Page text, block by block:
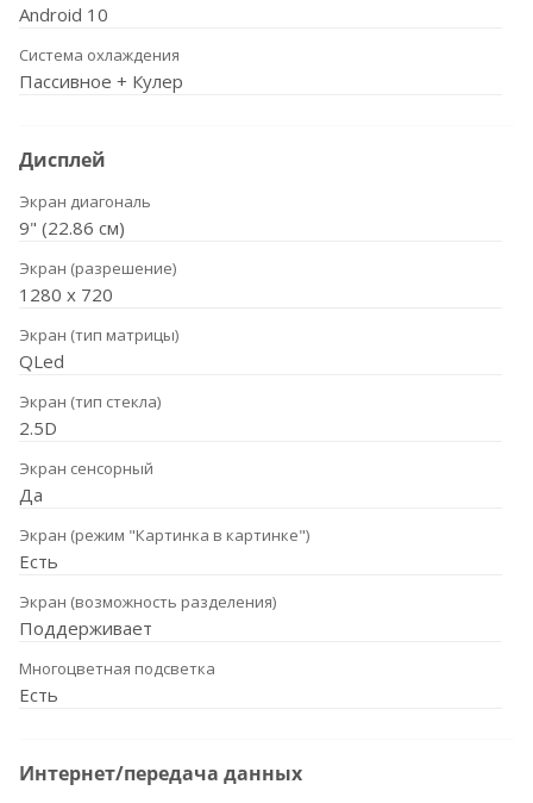
Android 10
Система охлаждения
Пассивное + Кулер
Дисплей
Экран диагональ
9" (22.86 см)
Экран (разрешение)
1280 х 720
Экран (тип матрицы)
QLed
Экран (тип стекла)
2.5D
Экран сенсорный
Да
Экран (режим "Картинка в картинке")
Есть
Экран (возможность разделения)
Поддерживает
Многоцветная подсветка
Есть
Интернет/передача данных